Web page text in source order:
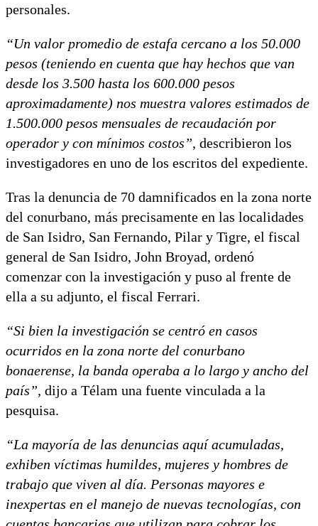
personales.
“Un valor promedio de estafa cercano a los 50.000
pesos (teniendo en cuenta que hay hechos que van
desde los 3.500 hasta los 600.000 pesos
aproximadamente) nos muestra valores estimados de
1.500.000 pesos mensuales de recaudación por
operador y con mínimos costos”, describieron los
investigadores en uno de los escritos del expediente.
Tras la denuncia de 70 damnificados en la zona norte
del conurbano, más precisamente en las localidades
de San Isidro, San Fernando, Pilar y Tigre, el fiscal
general de San Isidro, John Broyad, ordenó
comenzar con la investigación y puso al frente de
ella a su adjunto, el fiscal Ferrari.
“Si bien la investigación se centró en casos
ocurridos en la zona norte del conurbano
bonaerense, la banda operaba a lo largo y ancho del
país”, dijo a Télam una fuente vinculada a la
pesquisa.
“La mayoría de las denuncias aquí acumuladas,
exhiben víctimas humildes, mujeres y hombres de
trabajo que viven al día. Personas mayores e
inexpertas en el manejo de nuevas tecnologías, con